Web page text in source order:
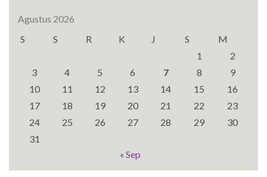
Agustus 2026
S
S R K J S
M
1
2
3
4 5 6 7 8
9
10
11 12 13 14 15
16
17
18 19 20 21 22
23
24
25 26 27 28 29
30
31
« Sep